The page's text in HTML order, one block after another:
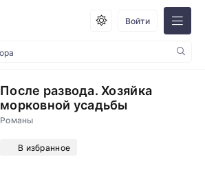
Войти
После развода. Хозяйка
морковной усадьбы
Романы
В избранное